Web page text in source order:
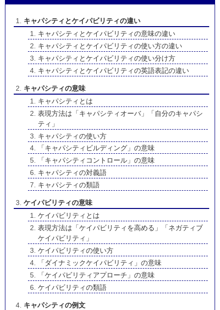
キャパシティとケイパビリティの違い
キャパシティとケイパビリティの意味の違い
キャパシティとケイパビリティの使い方の違い
キャパシティとケイパビリティの使い分け方
キャパシティとケイパビリティの英語表記の違い
キャパシティの意味
キャパシティとは
表現方法は「キャパシティオーバ」「自分のキャパシ
ティ」
キャパシティの使い方
「キャパシティビルディング」の意味
「キャパシティコントロール」の意味
キャパシティの対義語
キャパシティの類語
ケイパビリティの意味
ケイパビリティとは
表現方法は「ケイパビリティを高める」「ネガティブ
ケイパビリティ」
ケイパビリティの使い方
「ダイナミックケイパビリティ」の意味
「ケイパビリティアプローチ」の意味
ケイパビリティの類語
キャパシティの例文